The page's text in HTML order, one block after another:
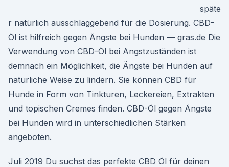
späte
r natürlich ausschlaggebend für die Dosierung. CBD-
Öl ist hilfreich gegen Ängste bei Hunden — gras.de Die
Verwendung von CBD-Öl bei Angstzuständen ist
demnach ein Möglichkeit, die Ängste bei Hunden auf
natürliche Weise zu lindern. Sie können CBD für
Hunde in Form von Tinkturen, Leckereien, Extrakten
und topischen Cremes finden. CBD-Öl gegen Ängste
bei Hunden wird in unterschiedlichen Stärken
angeboten.
Juli 2019 Du suchst das perfekte CBD Öl für deinen